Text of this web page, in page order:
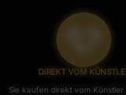
DIREKT VOM
Sie kaufen direkt vom Künstler